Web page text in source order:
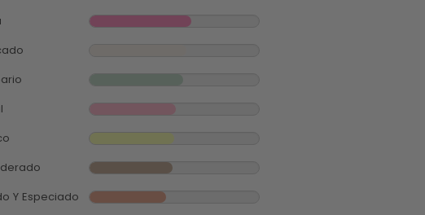
Y Especiado